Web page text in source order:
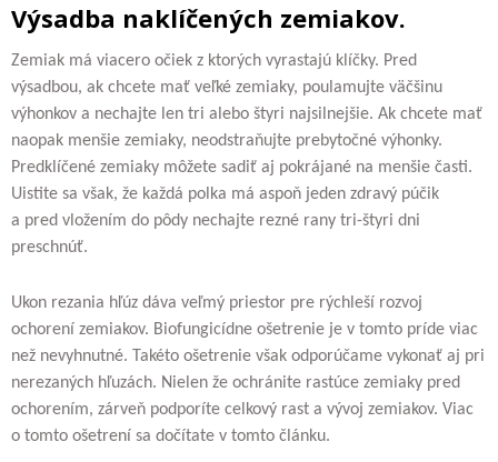
Výsadba naklíčených zemiakov.
Zemiak má viacero očiek z ktorých vyrastajú klíčky. Pred
výsadbou, ak chcete mať veľké zemiaky, poulamujte väčšinu
výhonkov a nechajte len tri alebo štyri najsilnejšie. Ak chcete mať
naopak menšie zemiaky, neodstraňujte prebytočné výhonky.
Predklíčené zemiaky môžete sadiť aj pokrájané na menšie časti.
Uistite sa však, že každá polka má aspoň jeden zdravý púčik
a pred vložením do pôdy nechajte rezné rany tri-štyri dni
preschnúť.
Ukon rezania hľúz dáva veľmý priestor pre rýchleší rozvoj
ochorení zemiakov. Biofungicídne ošetrenie je v tomto príde viac
než nevyhnutné. Takéto ošetrenie však odporúčame vykonať aj pri
nerezaných hľuzách. Nielen že ochránite rastúce zemiaky pred
ochorením, zárveň podporíte celkový rast a vývoj zemiakov. Viac
o tomto ošetrení sa dočítate v tomto článku.